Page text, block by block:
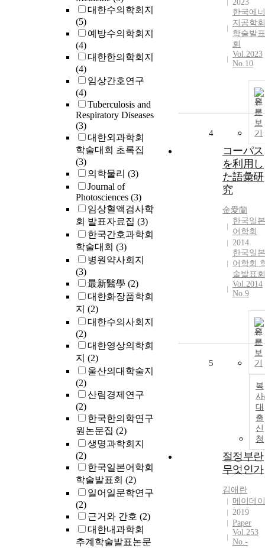
대한수의학회지
(5)
예방수의학회지
(4)
대한한의학회지
(4)
임상간호연구
(4)
Tuberculosis and
Respiratory Diseases
(3)
대한외과학회
학술대회 초록집
(3)
의학물리 (3)
Journal of
Photosciences (3)
임상혈액검사학
회 발표자료집 (3)
한국간호과학회
학술대회 (3)
병원약사회지
(3)
最新醫學 (2)
대한화장품학회
지 (2)
대한수의사회지
(2)
대한영상의학회
지 (2)
울산의대학술지
(2)
산림경제연구
(2)
한국한의학연구
원논문집 (2)
생명과학회지
(2)
한국일본어학회
학술발표회 (2)
일어일문학연구
(2)
근거와 간호 (2)
대한내과학회
추계학술발표논문
2023
한국에너
지공학회
학술발표
회
Vol.2023
No.10
원
문
보
기
4
コーパス
を利用し
た語彙研
究
金愛蘭
한국일본
어학회
2014
한국일본
어학회
술발표회
Vol.2014
No.9
원
문
보
기
복
대
출
신
청
5
절정부란
무엇인가
김애란
메이데이
2019
Paper
Vol.253
No.-